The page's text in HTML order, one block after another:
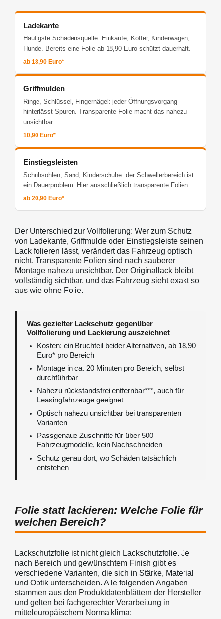
Ladekante
Häufigste Schadensquelle: Einkäufe, Koffer, Kinderwagen,
Hunde. Bereits eine Folie ab 18,90 Euro schützt dauerhaft.
ab 18,90 Euro*
Griffmulden
Ringe, Schlüssel, Fingernägel: jeder Öffnungsvorgang
hinterlässt Spuren. Transparente Folie macht das nahezu
unsichtbar.
10,90 Euro*
Einstiegsleisten
Schuhsohlen, Sand, Kinderschuhe: der Schwellerbereich ist
ein Dauerproblem. Hier ausschließlich transparente Folien.
ab 20,90 Euro*
Der Unterschied zur Vollfolierung: Wer zum Schutz
von Ladekante, Griffmulde oder Einstiegsleiste seinen
Lack folieren lässt, verändert das Fahrzeug optisch
nicht. Transparente Folien sind nach sauberer
Montage nahezu unsichtbar. Der Originallack bleibt
vollständig sichtbar, und das Fahrzeug sieht exakt so
aus wie ohne Folie.
Was gezielter Lackschutz gegenüber
Vollfolierung und Lackierung auszeichnet
Kosten: ein Bruchteil beider Alternativen, ab 18,90
Euro* pro Bereich
Montage in ca. 20 Minuten pro Bereich, selbst
durchführbar
Nahezu rückstandsfrei entfernbar***, auch für
Leasingfahrzeuge geeignet
Optisch nahezu unsichtbar bei transparenten
Varianten
Passgenaue Zuschnitte für über 500
Fahrzeugmodelle, kein Nachschneiden
Schutz genau dort, wo Schäden tatsächlich
entstehen
Folie statt lackieren: Welche Folie für
welchen Bereich?
Lackschutzfolie ist nicht gleich Lackschutzfolie. Je
nach Bereich und gewünschtem Finish gibt es
verschiedene Varianten, die sich in Stärke, Material
und Optik unterscheiden. Alle folgenden Angaben
stammen aus den Produktdatenblättern der Hersteller
und gelten bei fachgerechter Verarbeitung in
mitteleuropäischem Normalklima: